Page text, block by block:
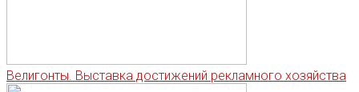
Велигонты. Выставка достижений рекламного хозяйства